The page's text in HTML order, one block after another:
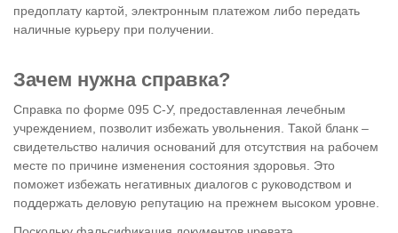
предоплату картой, электронным платежом либо передать
наличные курьеру при получении.
Зачем нужна справка?
Справка по форме 095 С-У, предоставленная лечебным
учреждением, позволит избежать увольнения. Такой бланк –
свидетельство наличия оснований для отсутствия на рабочем
месте по причине изменения состояния здоровья. Это
поможет избежать негативных диалогов с руководством и
поддержать деловую репутацию на прежнем высоком уровне.